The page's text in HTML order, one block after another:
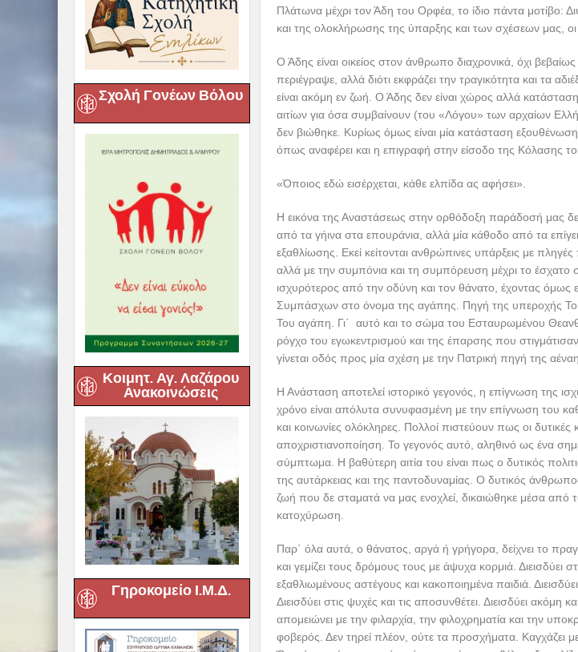
Σχολή Γονέων Βόλου
Κοιμητ. Αγ. Λαζάρου
Ανακοινώσεις
Γηροκομείο Ι.Μ.Δ.
Πλάτωνα μέχρι τον Άδη του Ορφέα, το ίδιο πάντα μοτίβο:
και της ολοκλήρωσης της ύπαρξης και των σχέσεων μας,
Ο Άδης είναι οικείος στον άνθρωπο διαχρονικά, όχι
περιέγραψε, αλλά διότι εκφράζει την τραγικότητα και τα
είναι ακόμη εν ζωή. Ο Άδης δεν είναι χώρος αλλά
αιτίων για όσα συμβαίνουν (του «Λόγου» των αρχαίων
δεν βιώθηκε. Κυρίως όμως είναι μία κατάσταση
όπως αναφέρει και η επιγραφή στην είσοδο της Κόλασης
«Όποιος εδώ εισέρχεται, κάθε ελπίδα ας αφήσει».
Η εικόνα της Αναστάσεως στην ορθόδοξη παράδοσή μας
από τα γήινα στα επουράνια, αλλά μία κάθοδο από τα
εξαθλίωσης. Εκεί κείτονται ανθρώπινες υπάρξεις με
αλλά με την συμπόνια και τη συμπόρευση μέχρι το έσχατο
ισχυρότερος από την οδύνη και τον θάνατο, έχοντας
Συμπάσχων στο όνομα της αγάπης. Πηγή της υπεροχής Του
Του αγάπη. Γι΄ αυτό και το σώμα του Εσταυρωμένου
ρόγχο του εγωκεντρισμού και της έπαρσης που
γίνεται οδός προς μία σχέση με την Πατρική πηγή της
Η Ανάσταση αποτελεί ιστορικό γεγονός, η επίγνωση της
χρόνο είναι απόλυτα συνυφασμένη με την επίγνωση του
και κοινωνίες ολόκληρες. Πολλοί πιστεύουν πως οι δυτικές
αποχριστιανοποίηση. Το γεγονός αυτό, αληθινό ως ένα
σύμπτωμα. Η βαθύτερη αιτία του είναι πως ο δυτικός
της αυτάρκειας και της παντοδυναμίας. Ο δυτικός
ζωή που δε σταματά να μας ενοχλεί, δικαιώθηκε μέσα από
κατοχύρωση.
Παρ΄ όλα αυτά, ο θάνατος, αργά ή γρήγορα, δείχνει το
και γεμίζει τους δρόμους τους με άψυχα κορμιά. Διεισδύει
εξαθλιωμένους αστέγους και κακοποιημένα παιδιά. Διεισδύει
Διεισδύει στις ψυχές και τις αποσυνθέτει. Διεισδύει ακόμη
απομειώνει με την φιλαρχία, την φιλοχρηματία και την
φοβερός. Δεν τηρεί πλέον, ούτε τα προσχήματα. Καγχάζει